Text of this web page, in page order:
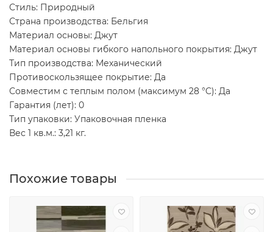
Стиль: Природный
Страна производства: Бельгия
Материал основы: Джут
Материал основы гибкого напольного покрытия: Джут
Тип производства: Механический
Противоскользящее покрытие: Да
Совместим с теплым полом (максимум 28 °C): Да
Гарантия (лет): 0
Тип упаковки: Упаковочная пленка
Вес 1 кв.м.: 3,21 кг.
Похожие товары